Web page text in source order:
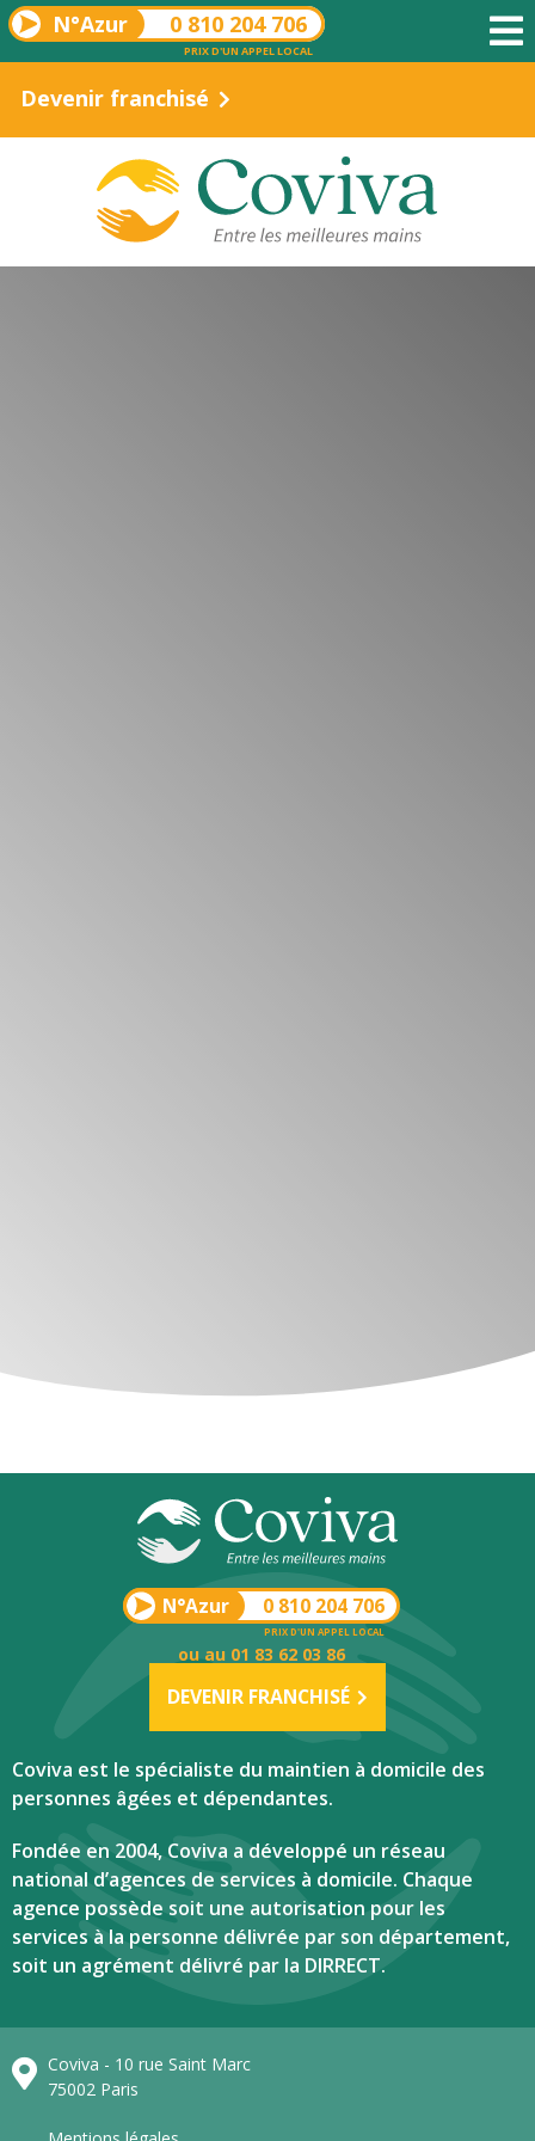
N°Azur 0 810 204 706
PRIX D'UN APPEL LOCAL
Devenir franchisé
N°Azur 0 810 204 706
PRIX D'UN APPEL LOCAL
ou au 01 83 62 03 86
DEVENIR FRANCHISÉ
Coviva est le spécialiste du maintien à domicile des
personnes âgées et dépendantes.
Fondée en 2004, Coviva a développé un réseau
national d’agences de services à domicile. Chaque
agence possède soit une autorisation pour les
services à la personne délivrée par son département,
soit un agrément délivré par la DIRRECT.
Coviva - 10 rue Saint Marc
75002 Paris